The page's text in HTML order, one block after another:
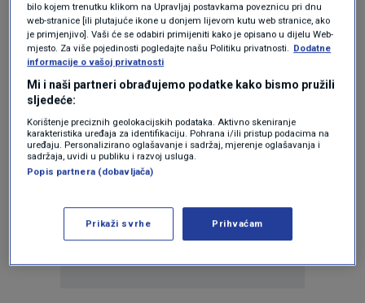
bilo kojem trenutku klikom na Upravljaj postavkama poveznicu pri dnu
web-stranice [ili plutajuće ikone u donjem lijevom kutu web stranice, ako
je primjenjivo]. Vaši će se odabiri primijeniti kako je opisano u dijelu Web-
mjesto. Za više pojedinosti pogledajte našu Politiku privatnosti. Dodatne
informacije o vašoj privatnosti
Mi i naši partneri obrađujemo podatke kako bismo pružili
sljedeće:
Korištenje preciznih geolokacijskih podataka. Aktivno skeniranje
karakteristika uređaja za identifikaciju. Pohrana i/ili pristup podacima na
uređaju. Personalizirano oglašavanje i sadržaj, mjerenje oglašavanja i
sadržaja, uvidi u publiku i razvoj usluga.
Popis partnera (dobavljača)
Prikaži svrhe Prihvaćam